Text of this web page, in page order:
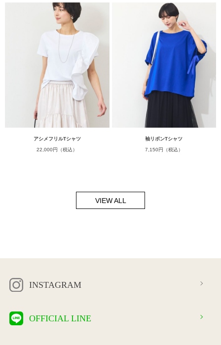
アシメフリルTシャツ
22,000円（税込）
袖リボンTシャツ
7,150円（税込）
VIEW ALL
INSTAGRAM
OFFICIAL LINE